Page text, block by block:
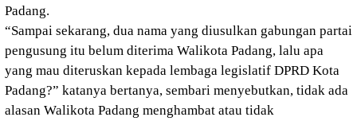
Padang.
“Sampai sekarang, dua nama yang diusulkan gabungan partai
pengusung itu belum diterima Walikota Padang, lalu apa
yang mau diteruskan kepada lembaga legislatif DPRD Kota
Padang?” katanya bertanya, sembari menyebutkan, tidak ada
alasan Walikota Padang menghambat atau tidak